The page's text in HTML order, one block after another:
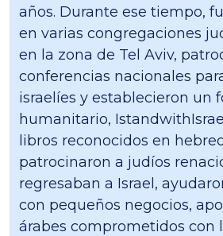
años. Durante ese tiempo,
en varias congregaciones
en la zona de Tel Aviv,
conferencias nacionales
israelíes y establecieron un
humanitario,
libros reconocidos en
patrocinaron a judíos
regresaban a Israel,
con pequeños negocios,
árabes comprometidos con